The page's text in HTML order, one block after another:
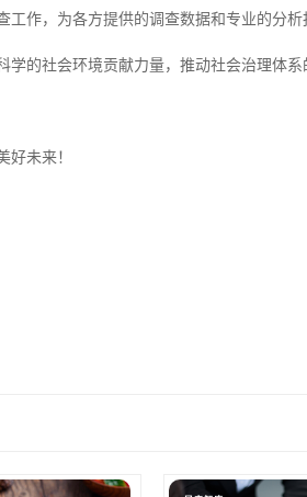
作，为各方提供的调查数据和专业的分析
的社会环境贡献力量，推动社会治理体系
未来！